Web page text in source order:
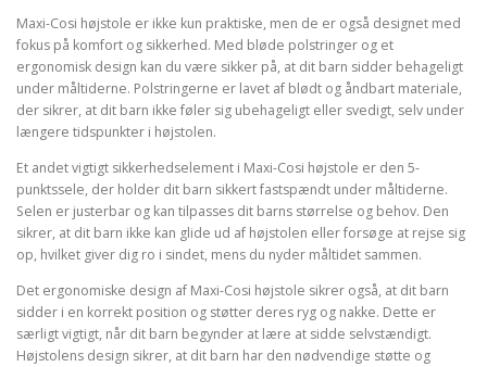
Maxi-Cosi højstole er ikke kun praktiske, men de er også designet med
fokus på komfort og sikkerhed. Med bløde polstringer og et
ergonomisk design kan du være sikker på, at dit barn sidder behageligt
under måltiderne. Polstringerne er lavet af blødt og åndbart materiale,
der sikrer, at dit barn ikke føler sig ubehageligt eller svedigt, selv under
længere tidspunkter i højstolen.
Et andet vigtigt sikkerhedselement i Maxi-Cosi højstole er den 5-
punktssele, der holder dit barn sikkert fastspændt under måltiderne.
Selen er justerbar og kan tilpasses dit barns størrelse og behov. Den
sikrer, at dit barn ikke kan glide ud af højstolen eller forsøge at rejse sig
op, hvilket giver dig ro i sindet, mens du nyder måltidet sammen.
Det ergonomiske design af Maxi-Cosi højstole sikrer også, at dit barn
sidder i en korrekt position og støtter deres ryg og nakke. Dette er
særligt vigtigt, når dit barn begynder at lære at sidde selvstændigt.
Højstolens design sikrer, at dit barn har den nødvendige støtte og